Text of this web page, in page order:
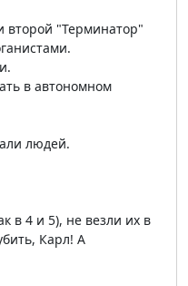
второй "Терминатор"
в автономном
людей.
в 4 и 5), не везли их в
Карл! А